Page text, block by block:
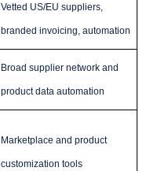
Vetted US/EU suppliers,
branded invoicing, automation
Broad supplier network and
product data automation
Marketplace and product
customization tools